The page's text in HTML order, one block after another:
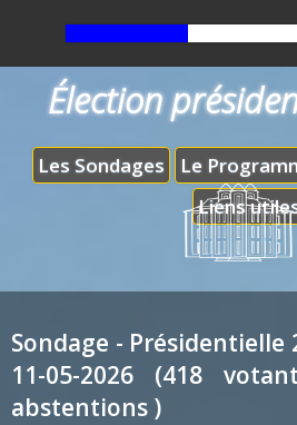
Les Sondages Le
Liens
Élection
Sondage - Présidentielle
11-05-2026 (418
abstentions )